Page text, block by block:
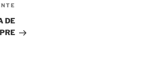
entrada
DE